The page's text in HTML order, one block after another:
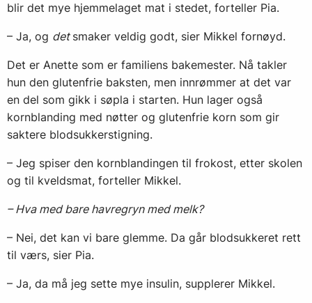
blir det mye hjemmelaget mat i stedet, forteller Pia.
– Ja, og det smaker veldig godt, sier Mikkel fornøyd.
Det er Anette som er familiens bakemester. Nå takler
hun den glutenfrie baksten, men innrømmer at det var
en del som gikk i søpla i starten. Hun lager også
kornblanding med nøtter og glutenfrie korn som gir
saktere blodsukkerstigning.
– Jeg spiser den kornblandingen til frokost, etter skolen
og til kveldsmat, forteller Mikkel.
– Hva med bare havregryn med melk?
– Nei, det kan vi bare glemme. Da går blodsukkeret rett
til værs, sier Pia.
– Ja, da må jeg sette mye insulin, supplerer Mikkel.